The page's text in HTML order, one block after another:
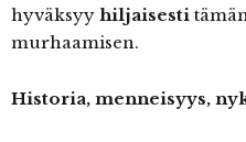
hyväksyy hiljaisesti
murhaamisen.
Historia, menneisyys,